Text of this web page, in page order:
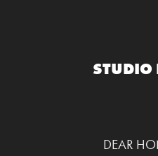
STUDIO
DEAR